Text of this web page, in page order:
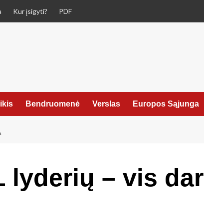
Kur įsigyti? PDF
Bendruomenė Verslas Europos Sąjunga
lyderių – vis dar